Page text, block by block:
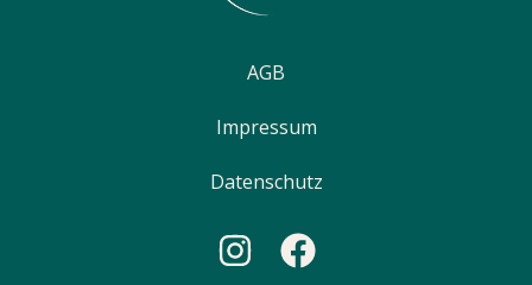
AGB
Impressum
Datenschutz